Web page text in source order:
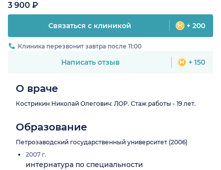
3 900 ₽
Связаться с клиникой + 200
Клиника перезвонит завтра после 11:00
Написать отзыв + 150
О враче
Кострикин Николай Олегович: ЛОР. Стаж работы - 19 лет.
Образование
Петрозаводский государственный университет (2006)
2007 г.
интернатура по специальности